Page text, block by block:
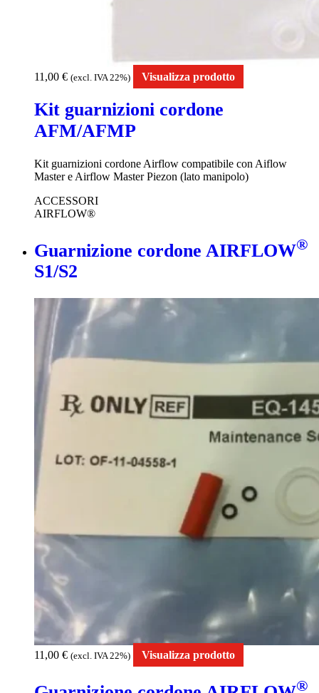
11,00 € (excl. IVA 22%) Visualizza prodotto
Kit guarnizioni cordone
AFM/AFMP
Kit guarnizioni cordone Airflow compatibile con Aiflow
Master e Airflow Master Piezon (lato manipolo)
ACCESSORI
AIRFLOW®
Guarnizione cordone AIRFLOW®
S1/S2
11,00 € (excl. IVA 22%) Visualizza prodotto
®